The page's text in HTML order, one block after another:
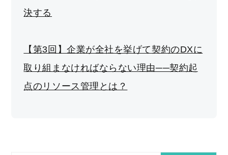
決する
【第3回】企業が全社を挙げて契約のDXに
取り組まなければならない理由──契約起
点のリソース管理とは？